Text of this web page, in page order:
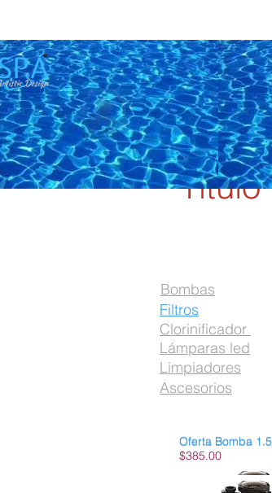
Título
Bombas
Filtros
Clorinificador
Lámparas led
Limpiadores
Ascesorios
Oferta Bomba 1.5
Oferta Bomba 1.5
$385.00